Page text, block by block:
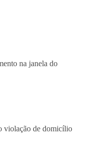
na janela do
violação de domicílio